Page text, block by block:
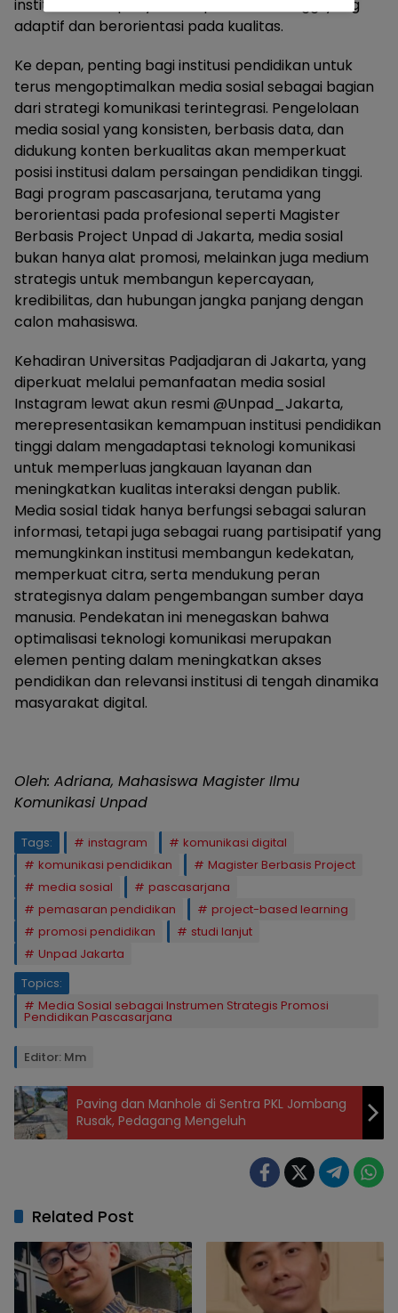
institusi dalam penyediaan pendidikan tinggi yang
adaptif dan berorientasi pada kualitas.
Ke depan, penting bagi institusi pendidikan untuk
terus mengoptimalkan media sosial sebagai bagian
dari strategi komunikasi terintegrasi. Pengelolaan
media sosial yang konsisten, berbasis data, dan
didukung konten berkualitas akan memperkuat
posisi institusi dalam persaingan pendidikan tinggi.
Bagi program pascasarjana, terutama yang
berorientasi pada profesional seperti Magister
Berbasis Project Unpad di Jakarta, media sosial
bukan hanya alat promosi, melainkan juga medium
strategis untuk membangun kepercayaan,
kredibilitas, dan hubungan jangka panjang dengan
calon mahasiswa.
Kehadiran Universitas Padjadjaran di Jakarta, yang
diperkuat melalui pemanfaatan media sosial
Instagram lewat akun resmi @Unpad_Jakarta,
merepresentasikan kemampuan institusi pendidikan
tinggi dalam mengadaptasi teknologi komunikasi
untuk memperluas jangkauan layanan dan
meningkatkan kualitas interaksi dengan publik.
Media sosial tidak hanya berfungsi sebagai saluran
informasi, tetapi juga sebagai ruang partisipatif yang
memungkinkan institusi membangun kedekatan,
memperkuat citra, serta mendukung peran
strategisnya dalam pengembangan sumber daya
manusia. Pendekatan ini menegaskan bahwa
optimalisasi teknologi komunikasi merupakan
elemen penting dalam meningkatkan akses
pendidikan dan relevansi institusi di tengah dinamika
masyarakat digital.
Oleh: Adriana, Mahasiswa Magister Ilmu
Komunikasi Unpad
Tags: instagram
komunikasi digital
komunikasi pendidikan
Magister Berbasis Project
media sosial
pascasarjana
pemasaran pendidikan
project-based learning
promosi pendidikan
studi lanjut
Unpad Jakarta
Topics:
Media Sosial sebagai Instrumen Strategis Promosi
Pendidikan Pascasarjana
Editor: Mm
Paving dan Manhole di Sentra PKL Jombang
Rusak, Pedagang Mengeluh
Related Post